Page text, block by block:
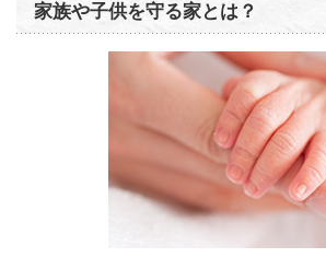
家族や子供を守る家とは？